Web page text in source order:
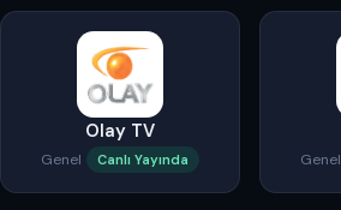
Olay TV
Genel Canlı Yayında Genel